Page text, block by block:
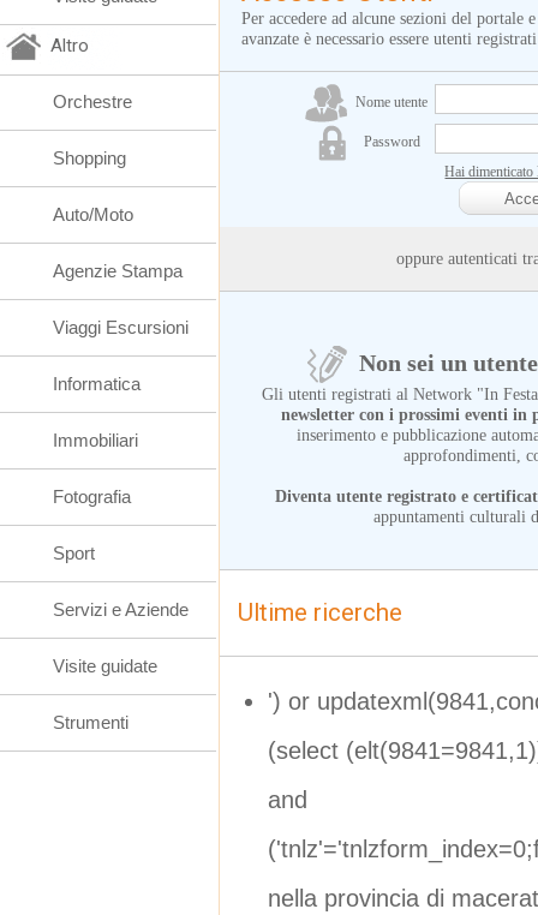
Per accedere ad alcune sezioni del portale
avanzate è necessario essere utenti registrati
Nome utente
Password
Hai dimenticato
oppure autenticati
Non sei un
Gli utenti registrati al Network "In
newsletter con i prossimi eventi in
inserimento e pubblicazione
approfondimenti,
Diventa utente registrato e
appuntamenti culturali
Ultime ricerche
') or
(select
and
nella provincia di
Altro
Orchestre
Shopping
Auto/Moto
Agenzie Stampa
Viaggi Escursioni
Informatica
Immobiliari
Fotografia
Sport
Servizi e Aziende
Visite guidate
Strumenti